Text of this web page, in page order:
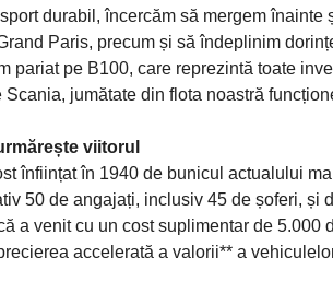
durabil, încercăm să mergem
Paris, precum și să îndeplinim
pariat pe B100, care reprezintă toate
jumătate din flota noastră
viitorul
înființat în 1940 de bunicul actualului
50 de angajați, inclusiv 45 de șoferi,
a venit cu un cost suplimentar de
accelerată a valorii** a